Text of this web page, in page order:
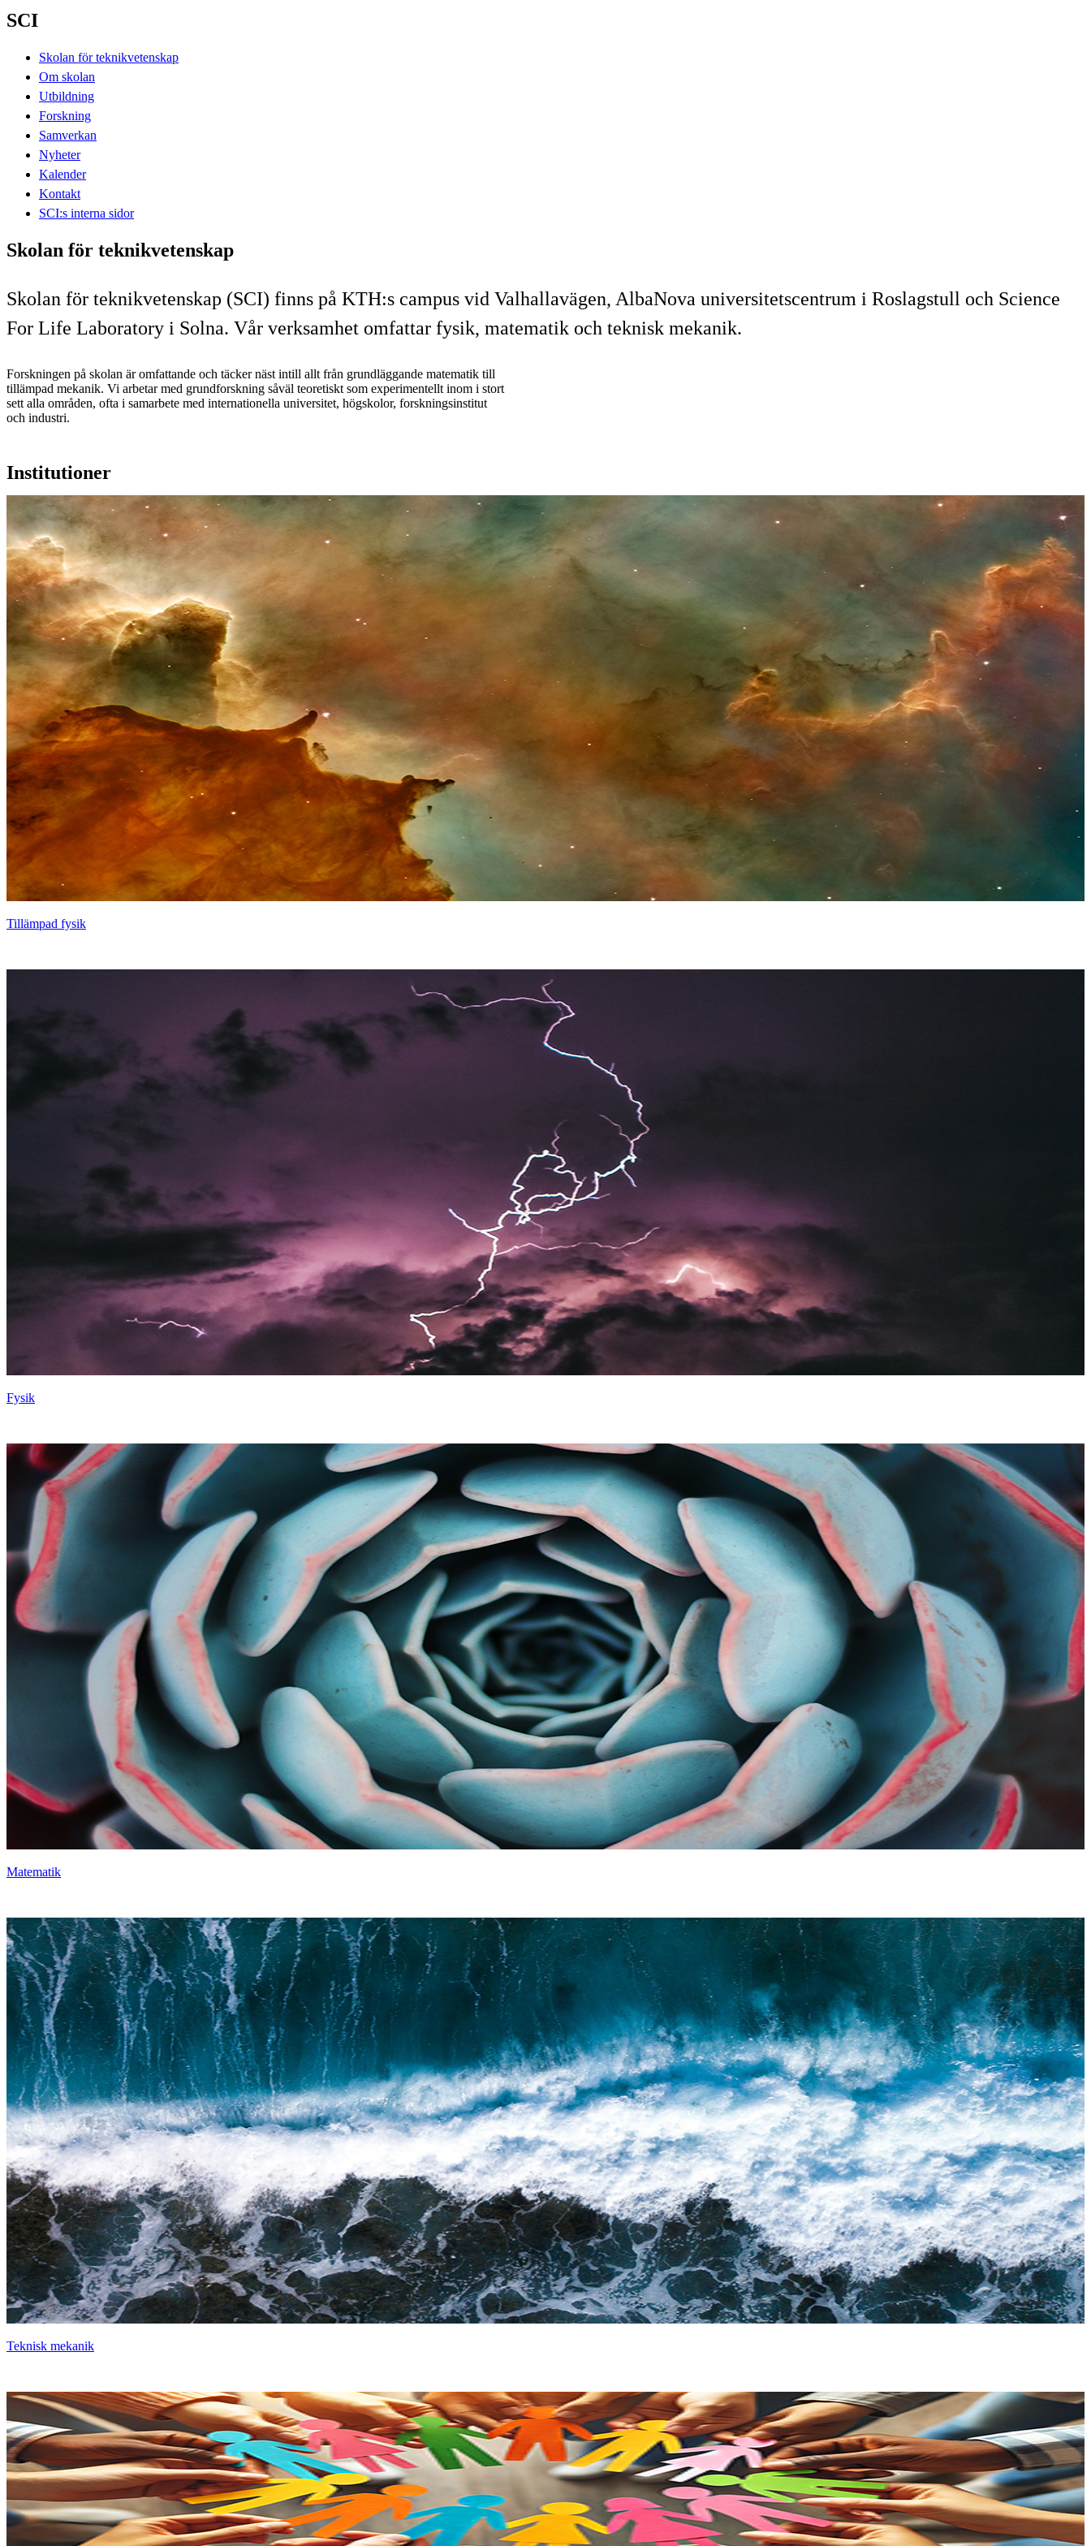
SCI
Skolan för teknikvetenskap
Om skolan
Utbildning
Forskning
Samverkan
Nyheter
Kalender
Kontakt
SCI:s interna sidor
Skolan för teknikvetenskap
Skolan för teknikvetenskap (SCI) finns på KTH:s campus vid Valhallavägen, AlbaNova universitetscentrum i Roslagstull och Science
For Life Laboratory i Solna. Vår verksamhet omfattar fysik, matematik och teknisk mekanik.
Forskningen på skolan är omfattande och täcker näst intill allt från grundläggande matematik till
tillämpad mekanik. Vi arbetar med grundforskning såväl teoretiskt som experimentellt inom i stort
sett alla områden, ofta i samarbete med internationella universitet, högskolor, forskningsinstitut
och industri.
Institutioner
Tillämpad fysik
Fysik
Matematik
Teknisk mekanik